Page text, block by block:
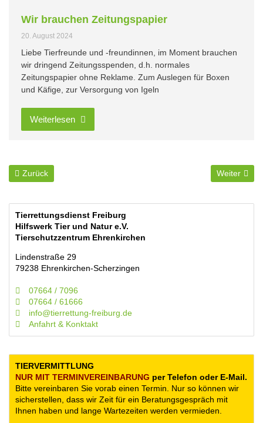
Wir brauchen Zeitungspapier
20. August 2024
Liebe Tierfreunde und -freundinnen, im Moment brauchen
wir dringend Zeitungsspenden, d.h. normales
Zeitungspapier ohne Reklame. Zum Auslegen für Boxen
und Käfige, zur Versorgung von Igeln
Weiterlesen
Zurück Weiter
Tierrettungsdienst Freiburg
Hilfswerk Tier und Natur e.V.
Tierschutzzentrum Ehrenkirchen
Lindenstraße 29
79238 Ehrenkirchen-Scherzingen
07664 / 7096
07664 / 61666
info@tierrettung-freiburg.de
Anfahrt & Konktakt
TIERVERMITTLUNG
NUR MIT TERMIN­VEREINBARUNG per Telefon oder E-Mail.
Bitte vereinbaren Sie vorab einen Termin. Nur so können wir
sicherstellen, dass wir Zeit für ein Beratungsgespräch mit
Ihnen haben und lange Wartezeiten werden vermieden.